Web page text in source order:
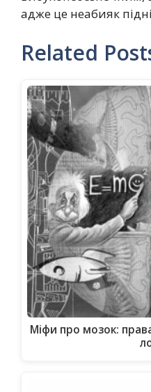
адже це неабияк
Related
Міфи про мозок: права